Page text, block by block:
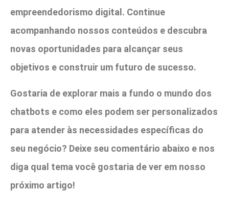
empreendedorismo digital. Continue
acompanhando nossos conteúdos e descubra
novas oportunidades para alcançar seus
objetivos e construir um futuro de sucesso.
Gostaria de explorar mais a fundo o mundo dos
chatbots e como eles podem ser personalizados
para atender às necessidades específicas do
seu negócio? Deixe seu comentário abaixo e nos
diga qual tema você gostaria de ver em nosso
próximo artigo!